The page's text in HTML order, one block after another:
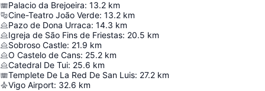
Palacio da Brejoeira: 13.2 km
Cine-Teatro João Verde: 13.2 km
Pazo de Dona Urraca: 14.3 km
Igreja de São Fins de Friestas: 20.5 km
Sobroso Castle: 21.9 km
O Castelo de Cans: 25.2 km
Catedral De Tui: 25.6 km
Templete De La Red De San Luis: 27.2 km
Vigo Airport: 32.6 km